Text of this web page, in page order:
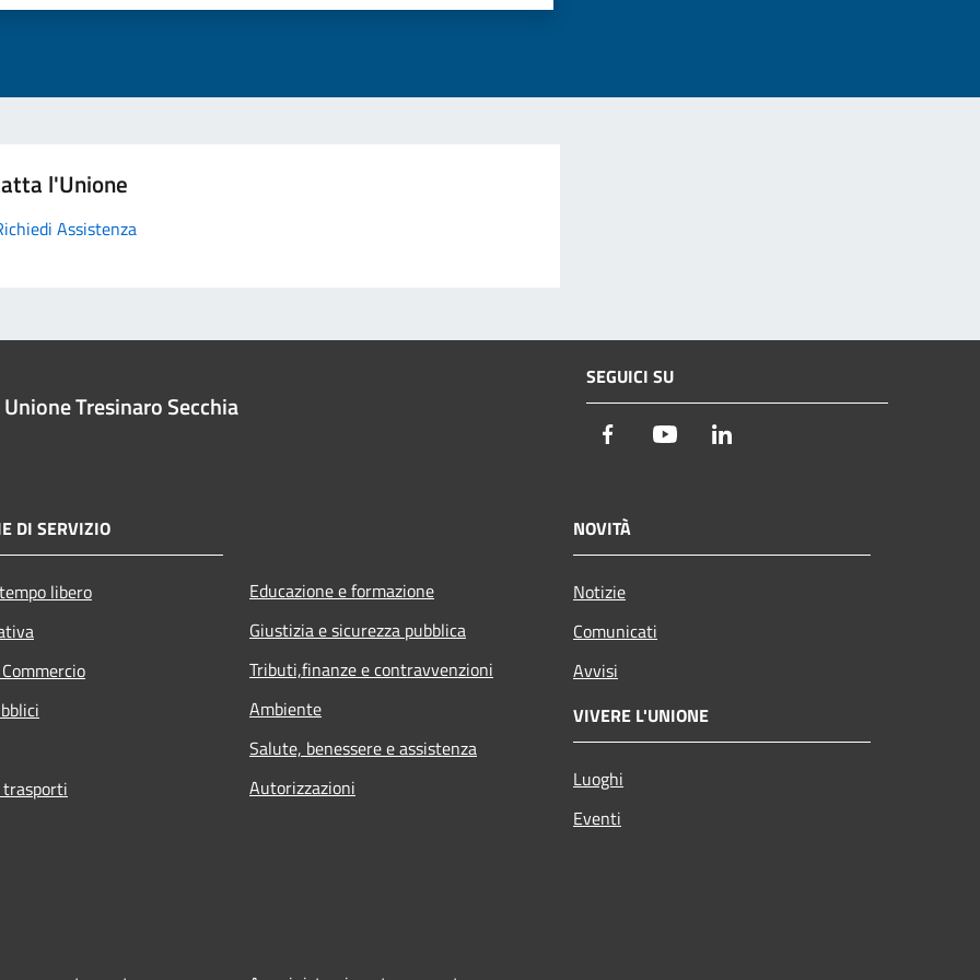
l'Unione
Assistenza
Unione Tresinaro Secchia
SEGUICI SU
Facebook Youtube
DI SERVIZIO
libero
Educazione e formazione
Giustizia e sicurezza pubblica
Tributi,finanze e contravvenzioni
Ambiente
Salute, benessere e assistenza
Autorizzazioni
NOVITÀ
Notizie
Comunicati
Avvisi
VIVERE L'UNIONE
Luoghi
Eventi